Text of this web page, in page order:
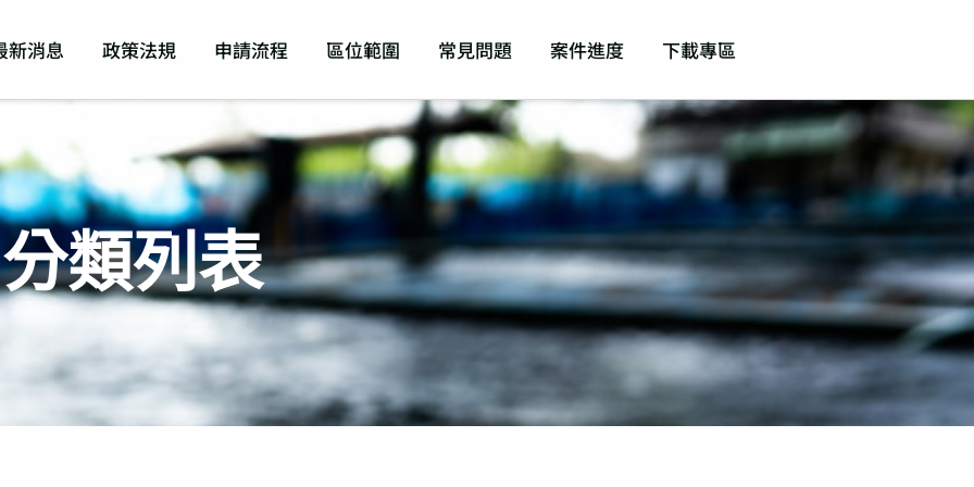
新消息 政策法規 申請流程 區位範圍 常見問題 案件進度 下載專區
分類列表